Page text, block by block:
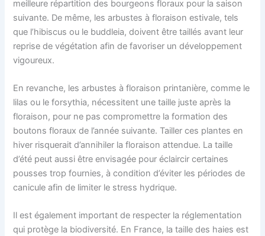
meilleure répartition des bourgeons floraux pour la saison
suivante. De même, les arbustes à floraison estivale, tels
que l’hibiscus ou le buddleia, doivent être taillés avant leur
reprise de végétation afin de favoriser un développement
vigoureux.
En revanche, les arbustes à floraison printanière, comme le
lilas ou le forsythia, nécessitent une taille juste après la
floraison, pour ne pas compromettre la formation des
boutons floraux de l’année suivante. Tailler ces plantes en
hiver risquerait d’annihiler la floraison attendue. La taille
d’été peut aussi être envisagée pour éclaircir certaines
pousses trop fournies, à condition d’éviter les périodes de
canicule afin de limiter le stress hydrique.
Il est également important de respecter la réglementation
qui protège la biodiversité. En France, la taille des haies est